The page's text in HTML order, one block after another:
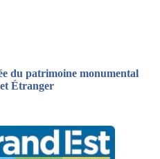
du patrimoine monumental
Étranger